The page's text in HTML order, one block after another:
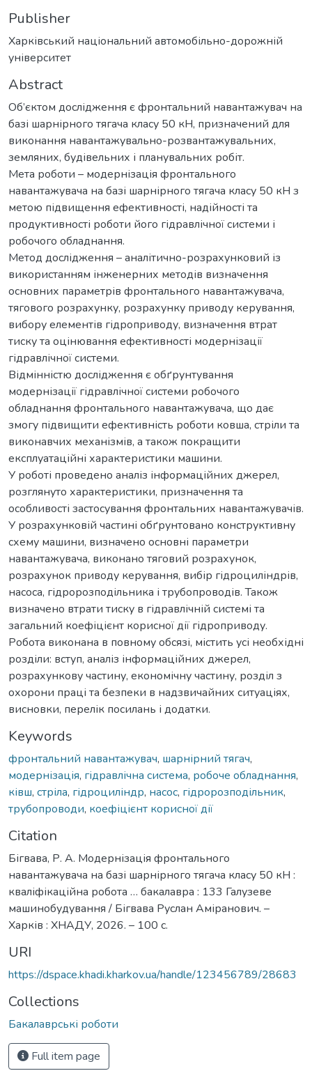
Publisher
Харківський національний автомобільно-дорожній
університет
Abstract
Об’єктом дослідження є фронтальний навантажувач на
базі шарнірного тягача класу 50 кН, призначений для
виконання навантажувально-розвантажувальних,
земляних, будівельних і планувальних робіт.
Мета роботи – модернізація фронтального
навантажувача на базі шарнірного тягача класу 50 кН з
метою підвищення ефективності, надійності та
продуктивності роботи його гідравлічної системи і
робочого обладнання.
Метод дослідження – аналітично-розрахунковий із
використанням інженерних методів визначення
основних параметрів фронтального навантажувача,
тягового розрахунку, розрахунку приводу керування,
вибору елементів гідроприводу, визначення втрат
тиску та оцінювання ефективності модернізації
гідравлічної системи.
Відмінністю дослідження є обґрунтування
модернізації гідравлічної системи робочого
обладнання фронтального навантажувача, що дає
змогу підвищити ефективність роботи ковша, стріли та
виконавчих механізмів, а також покращити
експлуатаційні характеристики машини.
У роботі проведено аналіз інформаційних джерел,
розглянуто характеристики, призначення та
особливості застосування фронтальних навантажувачів.
У розрахунковій частині обґрунтовано конструктивну
схему машини, визначено основні параметри
навантажувача, виконано тяговий розрахунок,
розрахунок приводу керування, вибір гідроциліндрів,
насоса, гідророзподільника і трубопроводів. Також
визначено втрати тиску в гідравлічній системі та
загальний коефіцієнт корисної дії гідроприводу.
Робота виконана в повному обсязі, містить усі необхідні
розділи: вступ, аналіз інформаційних джерел,
розрахункову частину, економічну частину, розділ з
охорони праці та безпеки в надзвичайних ситуаціях,
висновки, перелік посилань і додатки.
Keywords
фронтальний навантажувач, шарнірний тягач,
модернізація, гідравлічна система, робоче обладнання,
ківш, стріла, гідроциліндр, насос, гідророзподільник,
трубопроводи, коефіцієнт корисної дії
Citation
Бігвава, Р. А. Модернізація фронтального
навантажувача на базі шарнірного тягача класу 50 кН :
кваліфікаційна робота … бакалавра : 133 Галузеве
машинобудування / Бігвава Руслан Аміранович. –
Харків : ХНАДУ, 2026. – 100 с.
URI
https://dspace.khadi.kharkov.ua/handle/123456789/28683
Collections
Бакалаврські роботи
Full item page